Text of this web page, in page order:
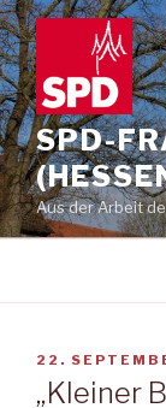
Zum
Inhalt
springen
SPD-
Aus der Arbeit
AM
22.
„Kleiner